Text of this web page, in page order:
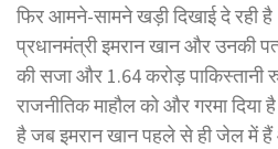
फिर आमने-सामने खड़ी दिखाई दे रही
प्रधानमंत्री इमरान खान और उनकी
की सजा और 1.64 करोड़ पाकिस्तानी
राजनीतिक माहौल को और गरमा
है जब इमरान खान पहले से ही जेल में हैं